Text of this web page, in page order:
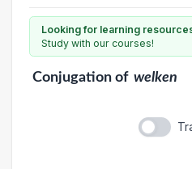
Looking for learning
Study with our courses!
Conjugationof welken